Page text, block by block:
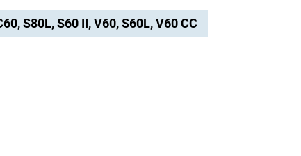
S80L, S60 II, V60, S60L, V60 CC